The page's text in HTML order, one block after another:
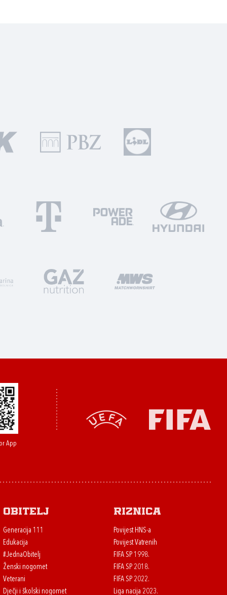
App
Obitelj
Generacija 111
Edukacija
#JednaObitelj
Ženski nogomet
Veterani
Dječji i školski nogomet
Riznica
Povijest HNS-a
Povijest Vatrenih
FIFA SP 1998.
FIFA SP 2018.
FIFA SP 2022.
Liga nacija 2023.